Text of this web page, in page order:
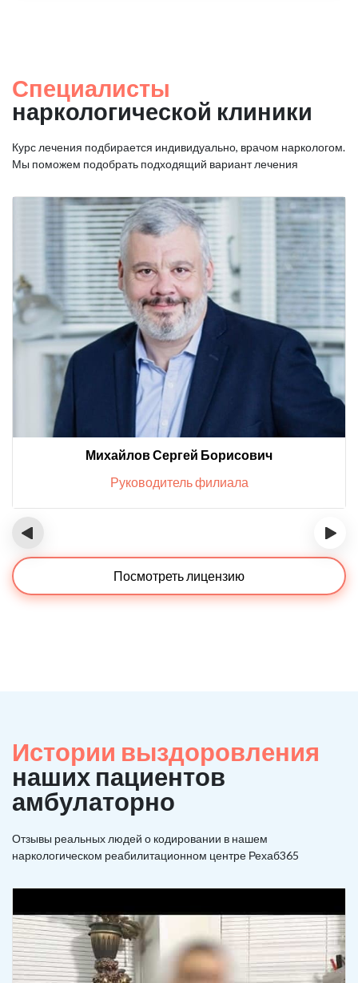
Специалисты
наркологической клиники
Курс лечения подбирается индивидуально, врачом наркологом.
Мы поможем подобрать подходящий вариант лечения
Михайлов Сергей Борисович
Руководитель филиала
‹ ›
Посмотреть лицензию
Истории выздоровления
наших пациентов
амбулаторно
Отзывы реальных людей о кодировании в нашем
наркологическом реабилитационном центре Рехаб365